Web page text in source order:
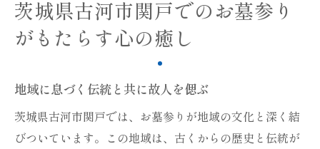
心を落ち着かせる線香の香りの力
線香の香りとともに感じる故人への思い
香りが伝える故人へのメッセージ
線香の選び方とその意味
故人との静かな対話の時間
香りがもたらす心の変化
茨城県古河市関戸でのお墓参り
がもたらす心の癒し
地域に息づく伝統と共に故人を偲ぶ
茨城県古河市関戸では、お墓参りが地域の文化と深く結
びついています。この地域は、古くからの歴史と伝統が